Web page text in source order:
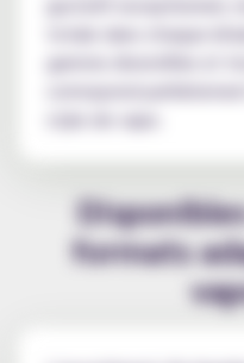
totale dans chaque
gamme diversifiée et
style de vape.
formats